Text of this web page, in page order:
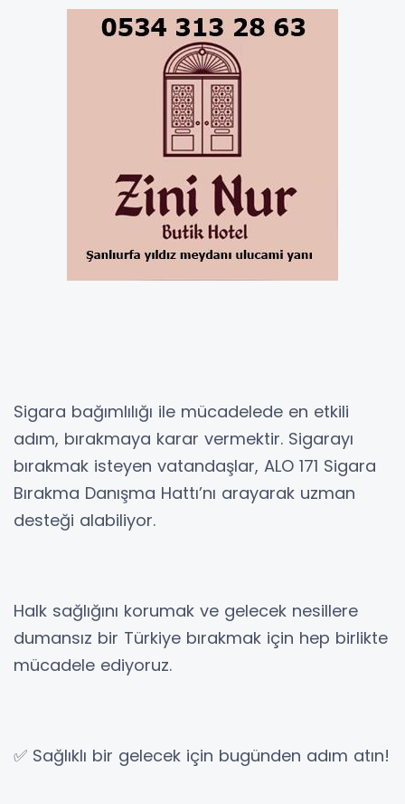
Sigara bağımlılığı ile mücadelede en etkili
adım, bırakmaya karar vermektir. Sigarayı
bırakmak isteyen vatandaşlar, ALO 171 Sigara
Bırakma Danışma Hattı’nı arayarak uzman
desteği alabiliyor.
Halk sağlığını korumak ve gelecek nesillere
dumansız bir Türkiye bırakmak için hep birlikte
mücadele ediyoruz.
✅ Sağlıklı bir gelecek için bugünden adım atın!